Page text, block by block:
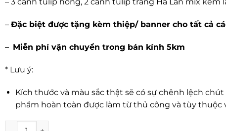
– 3 cành tulip hồng, 2 cành tulip trắng Hà Lan mix kèm
– Đặc biệt được tặng kèm thiệp/ banner cho tất cả
– Miễn phí vận chuyển trong bán kính 5km
* Lưu ý:
Kích thước và màu sắc thật sẽ có sự chênh lệch
phẩm hoàn toàn được làm từ thủ công và tùy thuộc
Bó tulip hồng mix trắng 5 bông số lượng